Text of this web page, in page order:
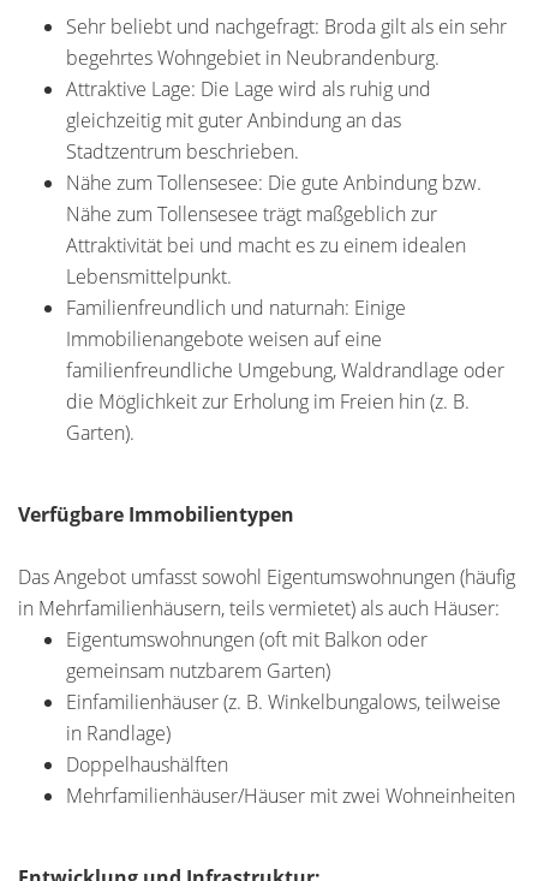
Sehr beliebt und nachgefragt: Broda gilt als ein sehr
begehrtes Wohngebiet in Neubrandenburg.
Attraktive Lage: Die Lage wird als ruhig und
gleichzeitig mit guter Anbindung an das
Stadtzentrum beschrieben.
Nähe zum Tollensesee: Die gute Anbindung bzw.
Nähe zum Tollensesee trägt maßgeblich zur
Attraktivität bei und macht es zu einem idealen
Lebensmittelpunkt.
Familienfreundlich und naturnah: Einige
Immobilienangebote weisen auf eine
familienfreundliche Umgebung, Waldrandlage oder
die Möglichkeit zur Erholung im Freien hin (z. B.
Garten).
Verfügbare Immobilientypen
Das Angebot umfasst sowohl Eigentumswohnungen (häufig
in Mehrfamilienhäusern, teils vermietet) als auch Häuser:
Eigentumswohnungen (oft mit Balkon oder
gemeinsam nutzbarem Garten)
Einfamilienhäuser (z. B. Winkelbungalows, teilweise
in Randlage)
Doppelhaushälften
Mehrfamilienhäuser/Häuser mit zwei Wohneinheiten